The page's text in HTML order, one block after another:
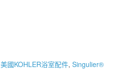
美國KOHLER浴室配件, Singulier®